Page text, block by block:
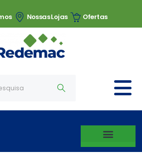
Nossas Lojas Ofertas